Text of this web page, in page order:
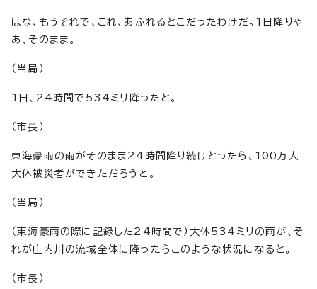
ほな、もうそれで、これ、あふれるとこだったわけだ。1日降りゃ
あ、そのまま。
（当局）
1日、24時間で534ミリ降ったと。
（市長）
東海豪雨の雨がそのまま24時間降り続けとったら、100万人
大体被災者ができただろうと。
（当局）
（東海豪雨の際に記録した24時間で）大体534ミリの雨が、そ
れが庄内川の流域全体に降ったらこのような状況になると。
（市長）